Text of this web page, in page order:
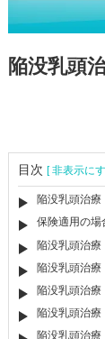
陥没乳頭
目次[ 非表示に
陥没乳頭治
保険適用の
陥没乳頭治療
陥没乳頭治療
陥没乳頭治
陥没乳頭治療
陥没乳頭治療